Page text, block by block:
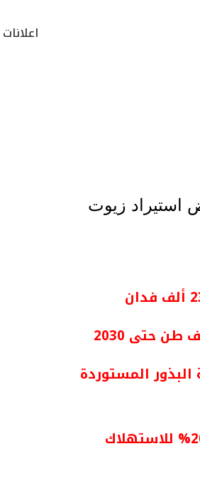
استيراد زيوت
بنسبة 75% وخفض كمية البذور المستوردة
احتياجات مصر السنوية من زيت الكتان تقدر بـ20 ألف طن.. وتقسم لـ20% للاستهلاك
اعلانات